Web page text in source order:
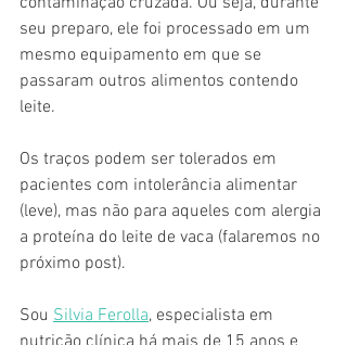
seu preparo, ele foi processado em um
mesmo equipamento em que se
passaram outros alimentos contendo
leite.
Os traços podem ser tolerados em
pacientes com intolerância alimentar
(leve), mas não para aqueles com alergia
a proteína do leite de vaca (falaremos no
próximo post).
Sou Silvia Ferolla, especialista em